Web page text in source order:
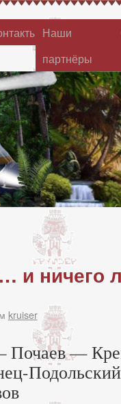
Наши
партнёры
и ничего
kruiser
Почаев —